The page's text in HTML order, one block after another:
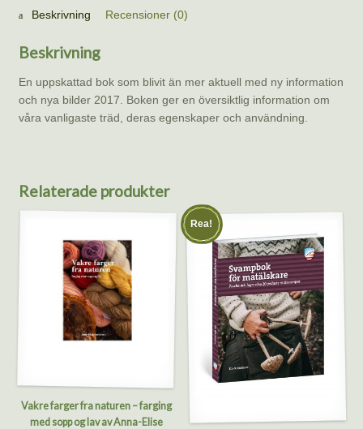
Bengt
Bo
Mossberg
och
Roine
Andersson
Beskrivning Recensioner (0)
Beskrivning
En uppskattad bok som blivit än mer aktuell med ny information
och nya bilder 2017. Boken ger en översiktlig information om
våra vanligaste träd, deras egenskaper och användning.
Relaterade produkter
Vakre farger fra naturen – farging
med sopp og lav av Anna-Elise
Rea!